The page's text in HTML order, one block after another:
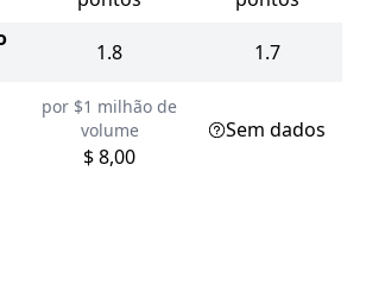
1.8 1.7
por $1 milhão de
volume
$ 8,00
Sem dados